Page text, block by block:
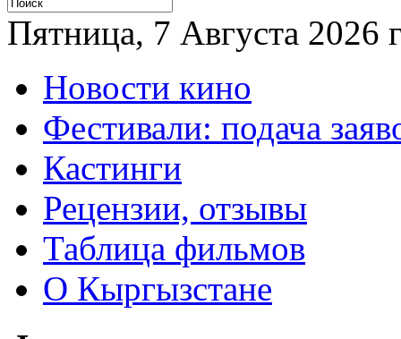
Пятница, 7 Августа 2026
Новости кино
Фестивали: подача
Кастинги
Рецензии, отзывы
Таблица фильмов
О Кыргызстане